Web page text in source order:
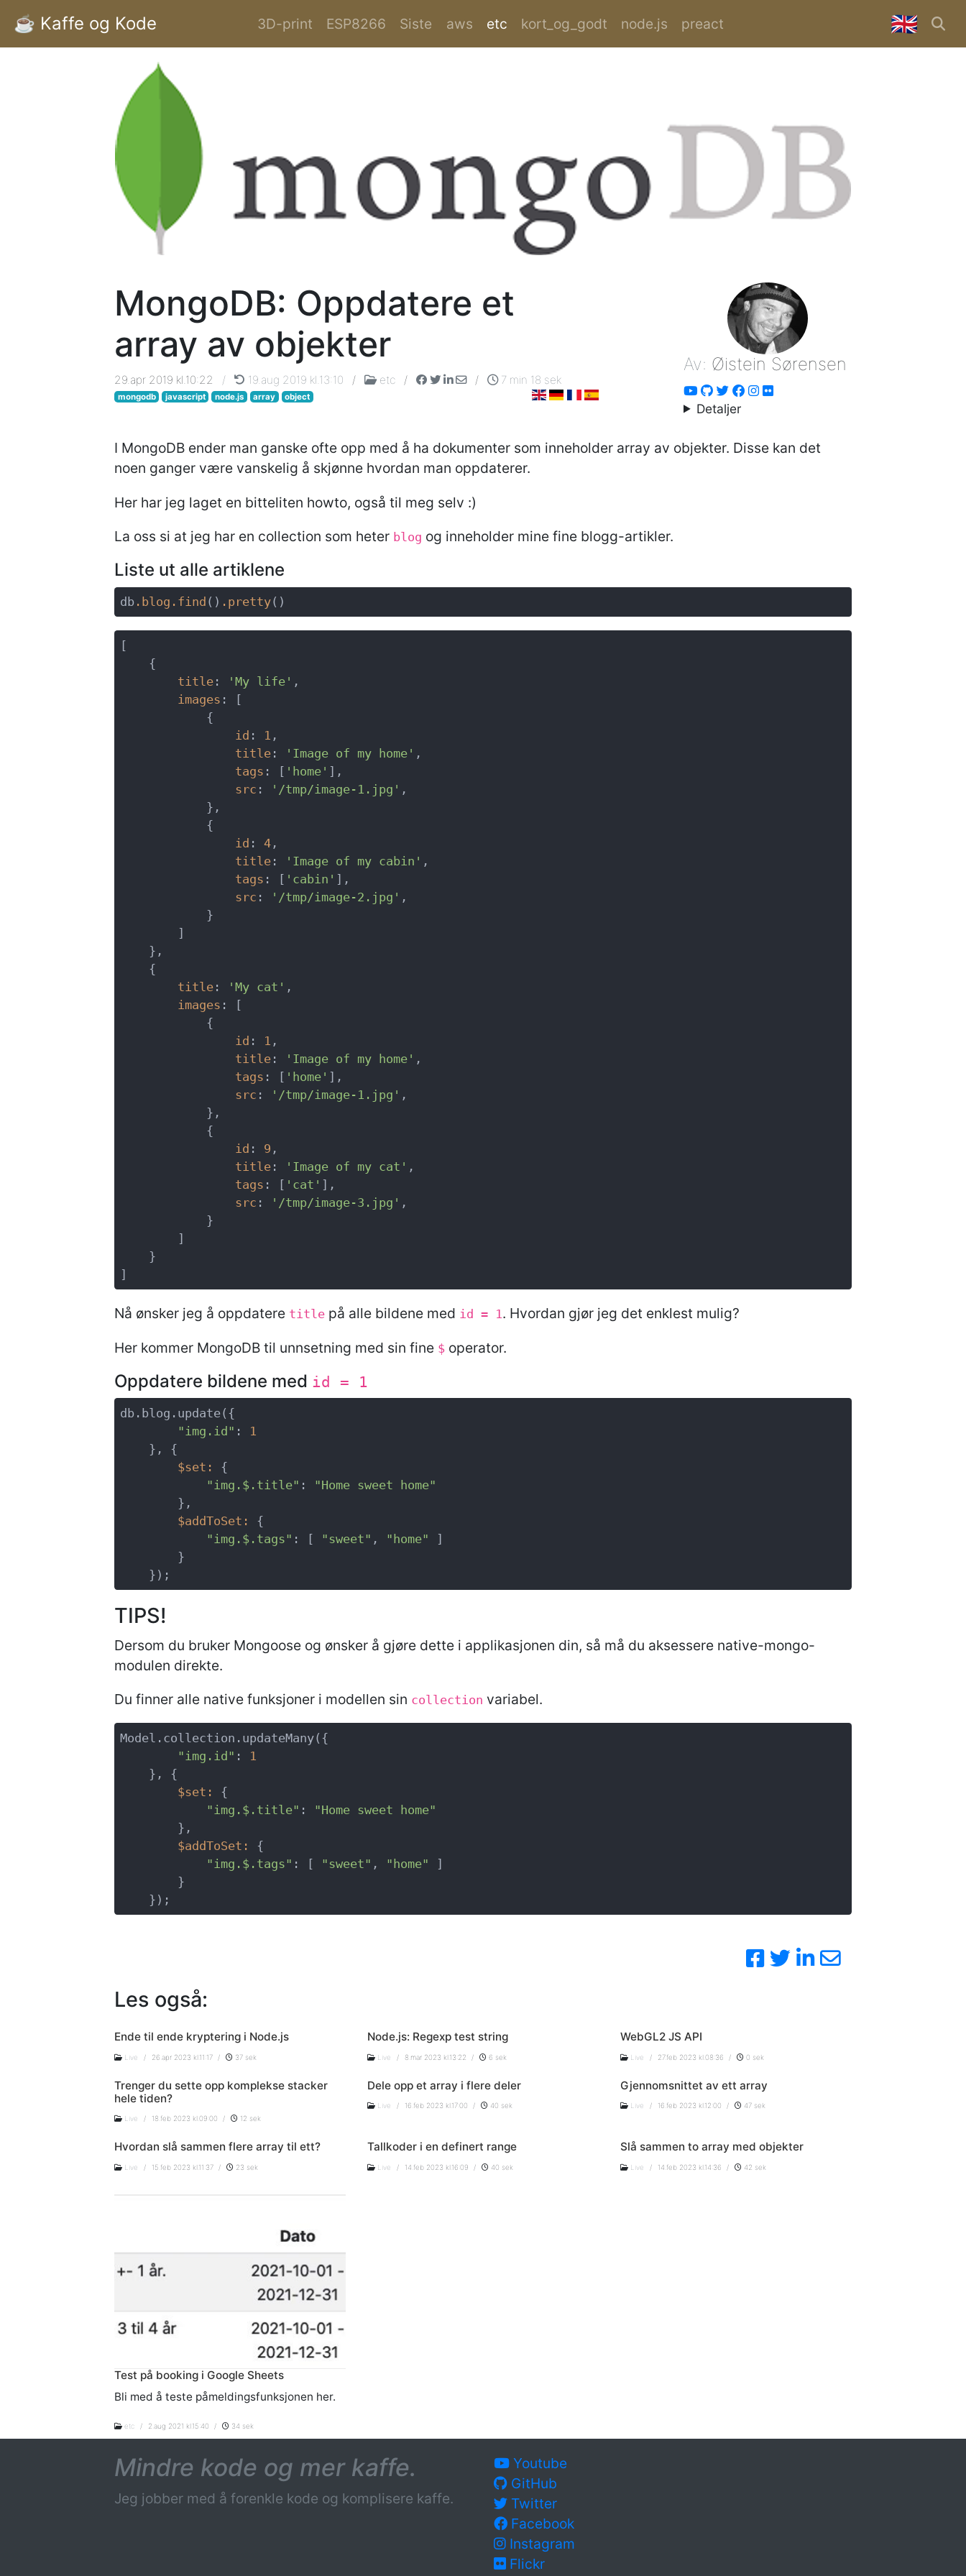
☕️ Kaffe og Kode 3D-print ESP8266 Siste aws etc kort_og_godt node.js preact 🇬🇧
MongoDB: Oppdatere et
array av objekter
29.apr 2019 kl.10:22 / 19.aug 2019 kl.13:10 / etc / / 7 min 18 sek
mongodb javascript node.js array object
Av: Øistein Sørensen
Detaljer
I MongoDB ender man ganske ofte opp med å ha dokumenter som inneholder array av objekter. Disse kan det
noen ganger være vanskelig å skjønne hvordan man oppdaterer.
Her har jeg laget en bitteliten howto, også til meg selv :)
La oss si at jeg har en collection som heter blog og inneholder mine fine blogg-artikler.
Liste ut alle artiklene
db .blog .find () .pretty
[
    {
title : 'My life' ,
images : [
            {
id : 1 ,
title : 'Image of my home' ,
tags : [ 'home ' ],
src : '/tmp/image-1.jpg ' ,
            },
            {
id : 4 ,
title : 'Image of my cabin' ,
tags : [ 'cabin ' ],
src : '/tmp/image-2.jpg ' ,
            }
        ]
    },
    {
title : 'My cat' ,
images : [
            {
id : 1 ,
title : 'Image of my home' ,
tags : [ 'home ' ],
src : '/tmp/image-1.jpg ' ,
            },
            {
id : 9 ,
title : 'Image of my cat' ,
tags : [ 'cat ' ],
src : '/tmp/image-3.jpg ' ,
            }
        ]
    }
Nå ønsker jeg å oppdatere title på alle bildene med id = 1. Hvordan gjør jeg det enklest mulig?
Her kommer MongoDB til unnsetning med sin fine $ operator.
Oppdatere bildene med id = 1
db.blog.update({
"img.id" : 1
    }, {
$set :
{
"img. $ .title" : "Home sweet home"
        },
$addToSet :
{
"img. $ .tags" : [ "sweet" , "home"
]
        }
TIPS!
Dersom du bruker Mongoose og ønsker å gjøre dette i applikasjonen din, så må du aksessere native-mongo-
modulen direkte.
Du finner alle native funksjoner i modellen sin collection variabel.
Model.collection.updateMany({
"img.id" : 1
    }, {
$set :
{
"img. $ .title" : "Home sweet home"
        },
$addToSet :
{
"img. $ .tags" : [ "sweet" , "home"
]
        }
Les også:
Ende til ende kryptering i Node.js
Live / 26.apr 2023 kl.11:17 / 37 sek
Node.js: Regexp test string
Live / 8.mar 2023 kl.13:22 / 6 sek
WebGL2 JS API
Live / 27.feb 2023 kl.08:36 / 0 sek
Trenger du sette opp komplekse stacker
hele tiden?
Live / 18.feb 2023 kl.09:00 / 12 sek
Dele opp et array i flere deler
Live / 16.feb 2023 kl.17:00 / 40 sek
Gjennomsnittet av ett array
Live / 16.feb 2023 kl.12:00 / 47 sek
Hvordan slå sammen flere array til ett?
Live / 15.feb 2023 kl.11:37 / 23 sek
Tallkoder i en definert range
Live / 14.feb 2023 kl.16:09 / 40 sek
Slå sammen to array med objekter
Live / 14.feb 2023 kl.14:36 / 42 sek
Test på booking i Google Sheets
Bli med å teste påmeldingsfunksjonen her.
etc / 2.aug 2021 kl.15:40 / 34 sek
Mindre kode og mer kaffe.
Jeg jobber med å forenkle kode og komplisere kaffe.
Youtube
GitHub
Twitter
Facebook
Instagram
Flickr